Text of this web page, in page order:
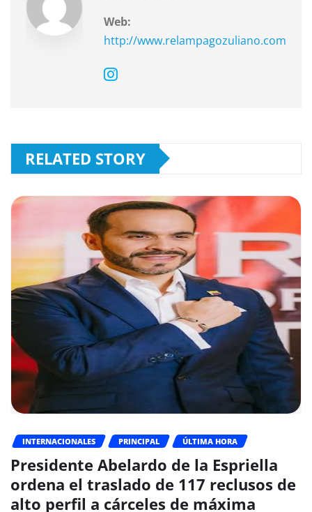
k
Web:
http://www.relampagozuliano.com
RELATED STORY
INTERNACIONALES PRINCIPAL ÚLTIMA HORA
Presidente Abelardo de la Espriella
ordena el traslado de 117 reclusos de
alto perfil a cárceles de máxima